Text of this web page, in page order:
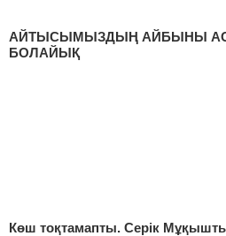
АЙТЫСЫМЫЗДЫҢ АЙБЫНЫ
БОЛАЙЫҚ
Көш тоқтамапты. Серік